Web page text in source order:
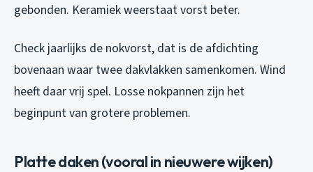
gebonden. Keramiek weerstaat vorst beter.
Check jaarlijks de nokvorst, dat is de afdichting
bovenaan waar twee dakvlakken samenkomen. Wind
heeft daar vrij spel. Losse nokpannen zijn het
beginpunt van grotere problemen.
Platte daken (vooral in nieuwere wijken)